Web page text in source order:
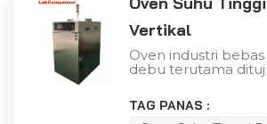
Vertikal
Oven industri bebas
debu terutama
dan industri lain
persyaratan tinggi
TAG PANAS :